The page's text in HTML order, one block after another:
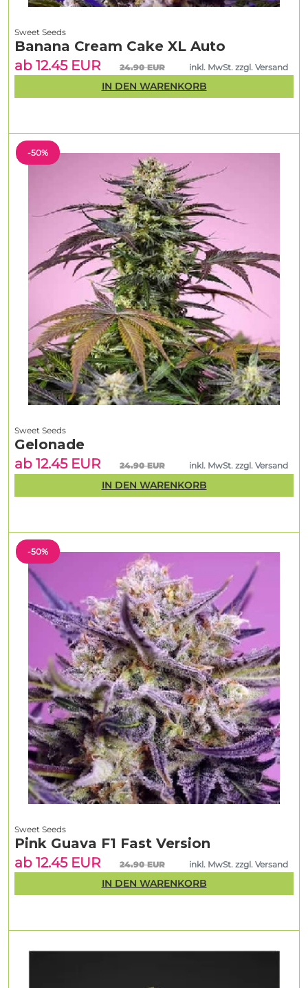
-50%
Sweet Seeds
Pink Guava F1 Fast Version
ab 12.45 EUR
24.90 EUR inkl. MwSt. zzgl. Versand
IN DEN WARENKORB
-50%
Sweet Seeds
Gelonade
ab 12.45 EUR
24.90 EUR inkl. MwSt. zzgl. Versand
IN DEN WARENKORB
Sweet Seeds
Banana Cream Cake XL Auto
ab 12.45 EUR
24.90 EUR inkl. MwSt. zzgl. Versand
IN DEN WARENKORB